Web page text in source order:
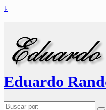
↓
Eduardo
Buscar